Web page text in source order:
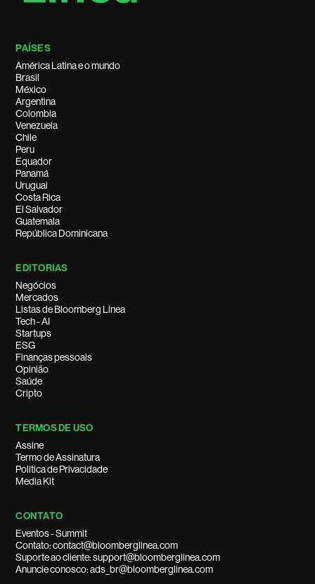
PAÍSES
América Latina e o mundo
Brasil
México
Argentina
Colombia
Venezuela
Chile
Peru
Equador
Panamá
Uruguai
Costa Rica
El Salvador
Guatemala
República Dominicana
EDITORIAS
Negócios
Mercados
Listas de Bloomberg Línea
Tech - AI
Startups
ESG
Finanças pessoais
Opinião
Saúde
Cripto
TERMOS DE USO
Assine
Termo de Assinatura
Política de Privacidade
Media Kit
CONTATO
Eventos - Summit
Contato: contact@bloomberglinea.com
Suporte ao cliente: support@bloomberglinea.com
Anuncie conosco: ads_br@bloomberglinea.com